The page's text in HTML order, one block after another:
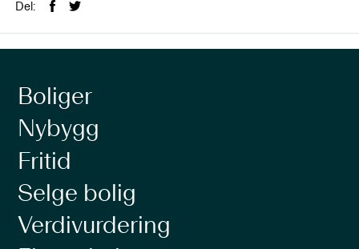
Del:
Boliger
Nybygg
Fritid
Selge bolig
Verdivurdering